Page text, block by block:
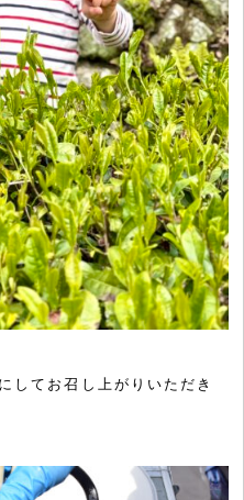
してお召し上がりいただき